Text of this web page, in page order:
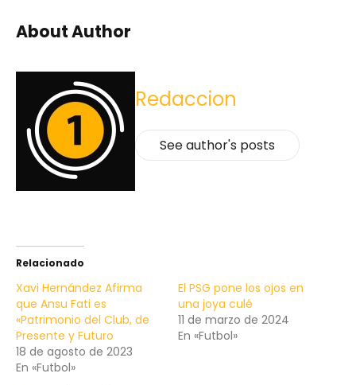
About Author
Redaccion
See author's posts
Relacionado
Xavi Hernández Afirma
que Ansu Fati es
«Patrimonio del Club, de
Presente y Futuro
18 de agosto de 2023
En «Futbol»
El PSG pone los ojos en
una joya culé
11 de marzo de 2024
En «Futbol»